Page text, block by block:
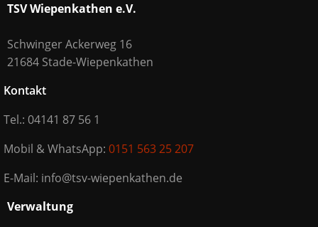
TSV Wiepenkathen e.V.
Schwinger Ackerweg 16
21684 Stade-Wiepenkathen
Kontakt
Tel.: 04141 87 56 1
Mobil & WhatsApp: 0151 563 25 207
E-Mail: info@tsv-wiepenkathen.de
Verwaltung